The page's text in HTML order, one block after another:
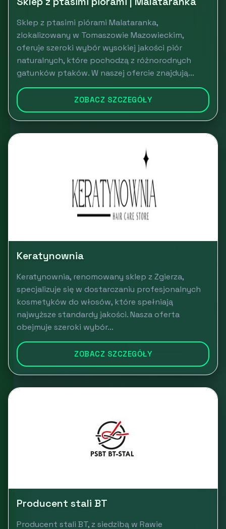
Sklep z ptasimi piórami Malataranka,
zlokalizowany w Tomaszowie Mazowieckim,
oferuje szeroki wybór wysokiej jakości piór
naturalnych, które pochodzą z różnorodnych
gatunków ptaków. W naszej ofercie znajdują...
ZOBACZ SZCZEGÓŁY
Keratynownia
Keratynownia, renomowany sklep z Zgierza,
specjalizuje się w dostarczaniu profesjonalnych
kosmetyków do włosów, które spełniają
najwyższe standardy jakości. Nasza oferta
obejmuje szeroki wybór...
ZOBACZ SZCZEGÓŁY
Producent stali BT
Producent stali BT, z siedzibą w Rawie